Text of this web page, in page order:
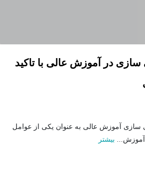
سازی در آموزش عالی با تاکید
سازی آموزش عالی به عنوان یکی از عوامل
آموزش... بیشتر